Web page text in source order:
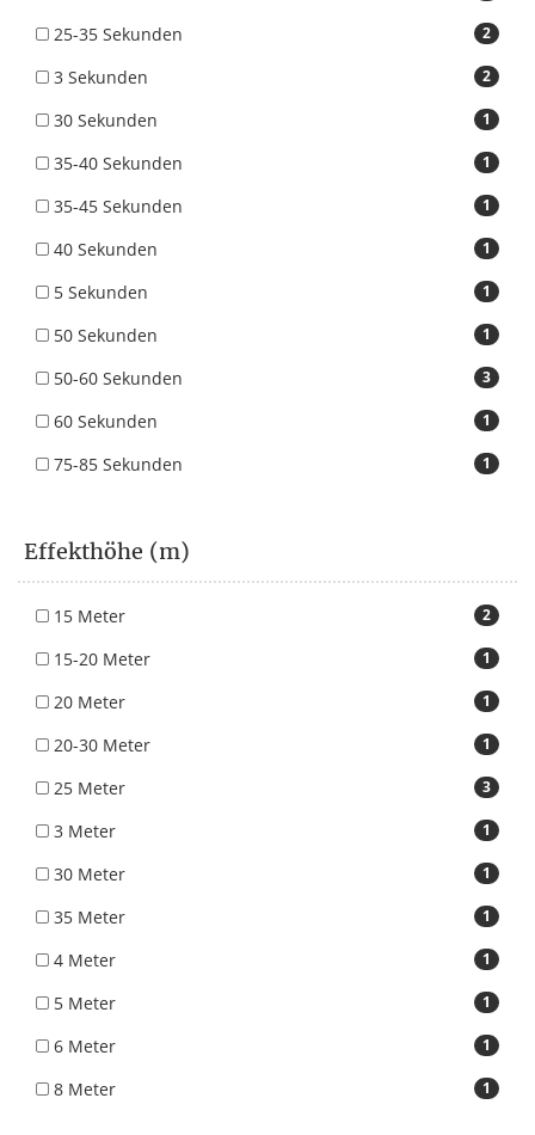
2
25-35 Sekunden
2
3 Sekunden
1
30 Sekunden
1
35-40 Sekunden
1
35-45 Sekunden
1
40 Sekunden
1
5 Sekunden
1
50 Sekunden
3
50-60 Sekunden
1
60 Sekunden
1
75-85 Sekunden
Effekthöhe (m)
2
15 Meter
1
15-20 Meter
1
20 Meter
1
20-30 Meter
3
25 Meter
1
3 Meter
1
30 Meter
1
35 Meter
1
4 Meter
1
5 Meter
1
6 Meter
1
8 Meter